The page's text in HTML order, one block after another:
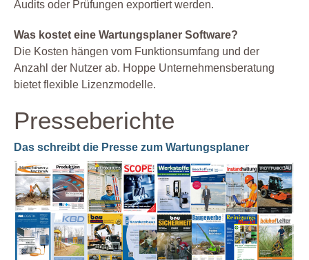
Audits oder Prüfungen exportiert werden.
Was kostet eine Wartungsplaner Software?
Die Kosten hängen vom Funktionsumfang und der
Anzahl der Nutzer ab. Hoppe Unternehmensberatung
bietet flexible Lizenzmodelle.
Presseberichte
Das schreibt die Presse zum Wartungsplaner